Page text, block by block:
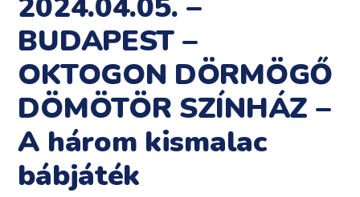
2024.04.05. –
BUDAPEST –
OKTOGON DÖRMÖGŐ
DÖMÖTÖR SZÍNHÁZ –
A három kismalac
bábjáték